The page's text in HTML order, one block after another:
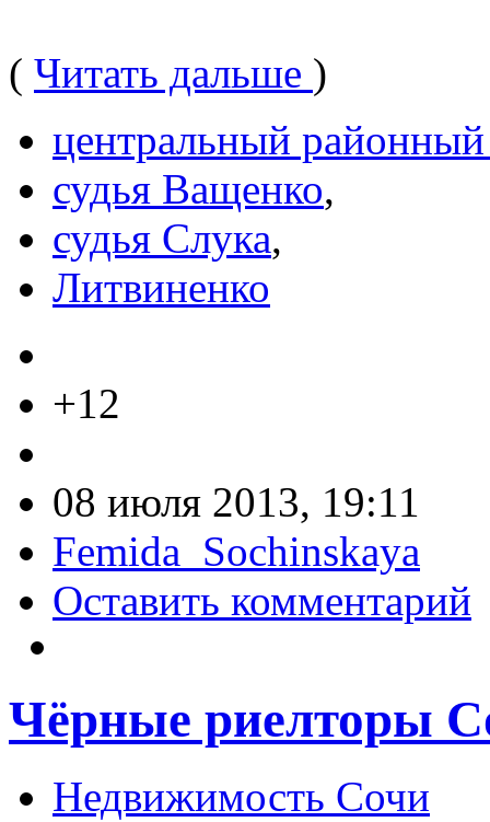
( Читать дальше )
центральный
судья Ващенко,
судья Слука,
Литвиненко
+12
08 июля 2013, 19:11
Femida_Sochinskaya
Оставить комментарий
Чёрные риелторы
Недвижимость Сочи